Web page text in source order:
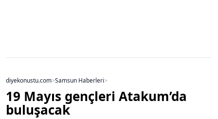
diyekonustu.com>Samsun Haberleri>
19 Mayıs gençleri Atakum’da
buluşacak